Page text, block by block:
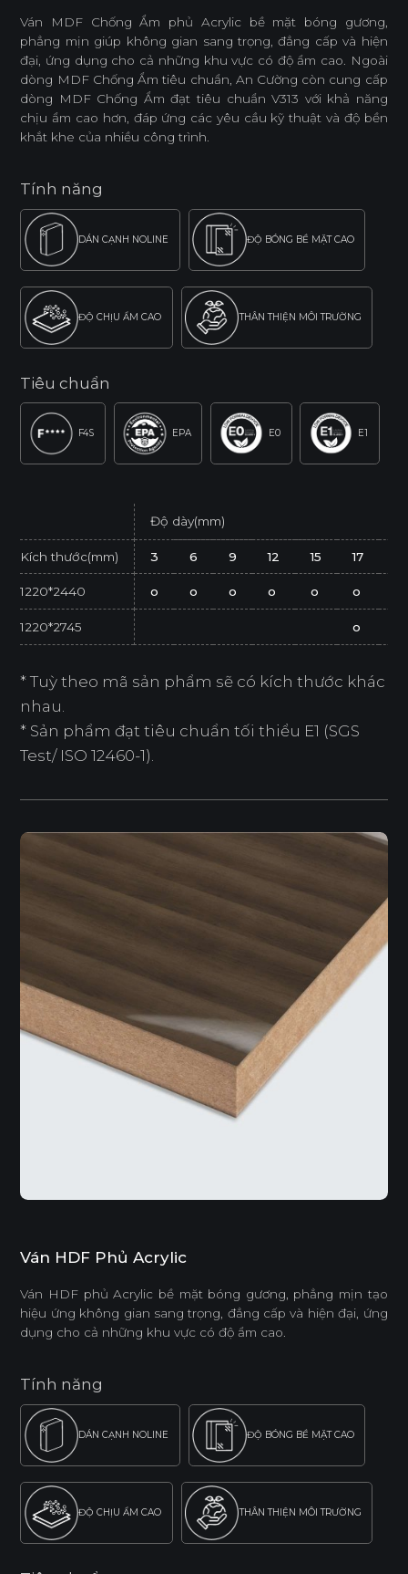
Ván MDF Chống Ẩm phủ Acrylic bề mặt bóng gương,
phẳng mịn giúp không gian sang trọng, đẳng cấp và hiện
đại, ứng dụng cho cả những khu vực có độ ẩm cao. Ngoài
dòng MDF Chống Ẩm tiêu chuẩn, An Cường còn cung cấp
dòng MDF Chống Ẩm đạt tiêu chuẩn V313 với khả năng
chịu ẩm cao hơn, đáp ứng các yêu cầu kỹ thuật và độ bền
khắt khe của nhiều công trình.
Tính năng
DÁN CẠNH NOLINE ĐỘ BÓNG BỀ MẶT CAO
ĐỘ CHỊU ẨM CAO THÂN THIỆN MÔI TRƯỜNG
Tiêu chuẩn
F4S EPA E0 E1
Độ dày(mm)
Kích thước(mm) 3 6 9 12 15 17
1220*2440 o o o o o o
1220*2745 o
* Tuỳ theo mã sản phẩm sẽ có kích thước khác
nhau.
* Sản phẩm đạt tiêu chuẩn tối thiểu E1 (SGS
Test/ ISO 12460-1).
Ván HDF Phủ Acrylic
Ván HDF phủ Acrylic bề mặt bóng gương, phẳng mịn tạo
hiệu ứng không gian sang trọng, đẳng cấp và hiện đại, ứng
dụng cho cả những khu vực có độ ẩm cao.
Tính năng
DÁN CẠNH NOLINE ĐỘ BÓNG BỀ MẶT CAO
ĐỘ CHỊU ẨM CAO THÂN THIỆN MÔI TRƯỜNG